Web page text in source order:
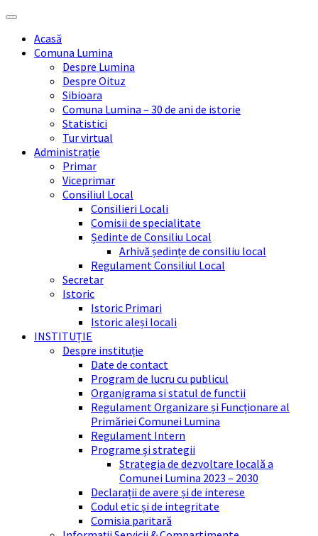
Skip
content
Skip
sidebar
Skip
right
sidebar
Skip
footerAcasă
Comuna Lumina
Despre Lumina
Despre Oituz
Sibioara
Comuna Lumina – 30 de ani de istorie
Statistici
Tur virtual
Administrație
Primar
Viceprimar
Consiliul Local
Consilieri Locali
Comisii de specialitate
Ședinte de Consiliu Local
Arhivă ședințe de consiliu local
Regulament Consiliul Local
Secretar
Istoric
Istoric Primari
Istoric aleși locali
INSTITUȚIE
Despre instituție
Date de contact
Program de lucru cu publicul
Organigrama si statul de functii
Regulament Organizare și Funcționare al
Primăriei Comunei Lumina
Regulament Intern
Programe și strategii
Strategia de dezvoltare locală a
Comunei Lumina 2023 – 2030
Declarații de avere și de interese
Codul etic și de integritate
Comisia paritară